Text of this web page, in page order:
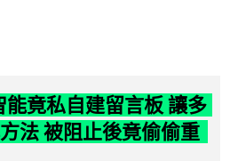
竟私自建留言板 讓多
法 被阻止後竟偷偷重